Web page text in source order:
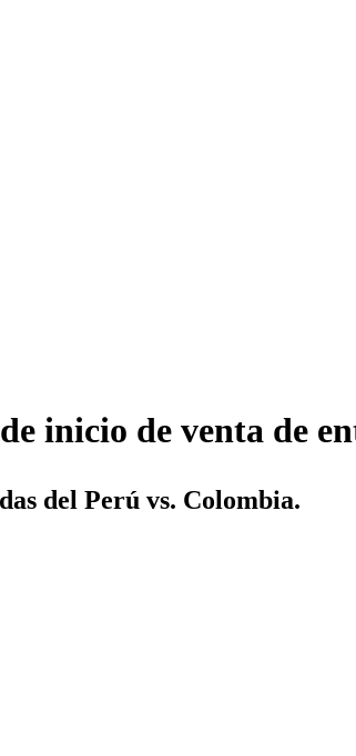
inicio de venta de
del Perú vs. Colombia.